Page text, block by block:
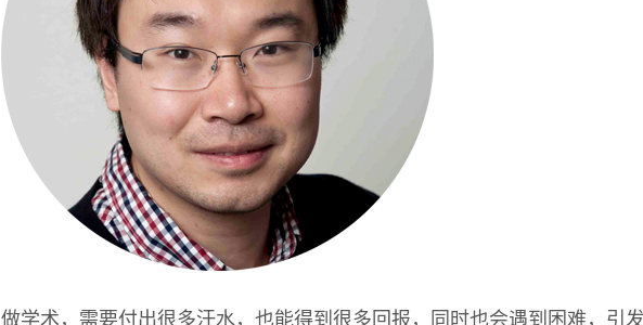
做学术，需要付出很多汗水，也能得到很多回报，同时也会遇到困难，引